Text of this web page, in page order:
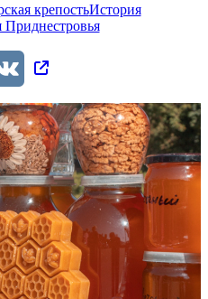
крепостьИстория
Приднестровья
VK